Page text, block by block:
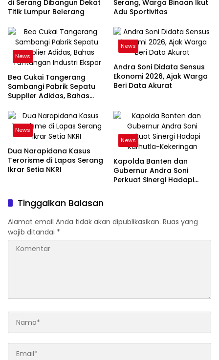
di Serang Dibangun Dekat
Titik Lumpur Belerang
Serang, Warga Binaan Ikut
Adu Sportivitas
News
Bea Cukai Tangerang
Sambangi Pabrik Sepatu
Supplier Adidas, Bahas
News
Andra Soni Didata Sensus
Ekonomi 2026, Ajak Warga
Beri Data Akurat
News
Dua Narapidana Kasus
Terorisme di Lapas Serang
Ikrar Setia NKRI
News
Kapolda Banten dan
Gubernur Andra Soni
Perkuat Sinergi Hadapi
Tinggalkan Balasan
Alamat email Anda tidak akan dipublikasikan. Ruas yang
wajib ditandai *